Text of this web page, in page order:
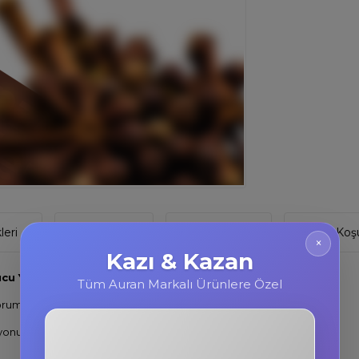
İade
Yağ Clove Oil 10ml
şişede gelmektedir.
yöntemi ile elde edilir.
×
Kazı & Kazan
Tüm Auran Markalı Ürünlere Özel